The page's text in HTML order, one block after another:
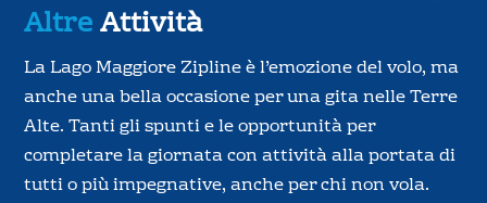
AltreAttività
La Lago Maggiore Zipline è l’emozione del volo, ma
anche una bella occasione per una gita nelle Terre
Alte. Tanti gli spunti e le opportunità per
completare la giornata con attività alla portata di
tutti o più impegnative, anche per chi non vola.